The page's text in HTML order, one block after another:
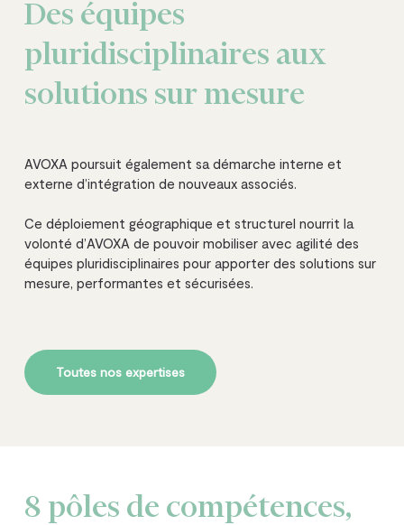
Des équipes
pluridisciplinaires aux
solutions sur mesure
AVOXA poursuit également sa démarche interne et
externe d’intégration de nouveaux associés.
Ce déploiement géographique et structurel nourrit la
volonté d’AVOXA de pouvoir mobiliser avec agilité des
équipes pluridisciplinaires pour apporter des solutions sur
mesure, performantes et sécurisées.
Toutes nos expertises
8 pôles de compétences,